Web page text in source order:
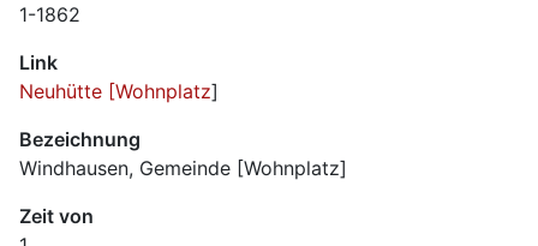
1-1862
Link
Neuhütte [Wohnplatz]
Bezeichnung
Windhausen, Gemeinde [Wohnplatz]
Zeit von